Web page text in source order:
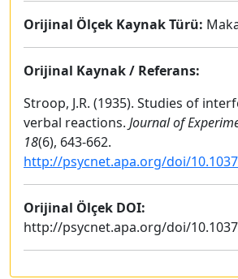
Orijinal Ölçek Kaynak Türü:
Orijinal Kaynak / Referans:
Stroop, J.R. (1935). Studies of
verbal reactions. Journal of
18(6), 643-662.
http://psycnet.apa.org/doi/
Orijinal Ölçek DOI:
http://psycnet.apa.org/doi/